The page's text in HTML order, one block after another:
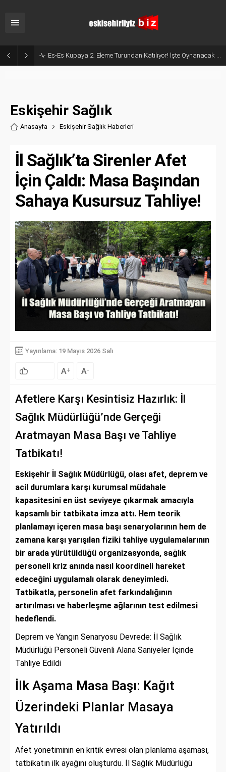
Es-Es Kupaya 2. Eleme Turundan Katılıyor! İşte Oynanacak Tarihler
Eskişehir Sağlık
Anasayfa Eskişehir Sağlık Haberleri
İl Sağlık’ta Sirenler Afet
İçin Çaldı: Masa Başından
Sahaya Kusursuz Tahliye!
Yayınlama: 19 Mayıs 2026 Salı
A+ A-
Afetlere Karşı Kesintisiz Hazırlık: İl
Sağlık Müdürlüğü’nde Gerçeği
Aratmayan Masa Başı ve Tahliye
Tatbikatı!
Eskişehir İl Sağlık Müdürlüğü, olası afet, deprem ve
acil durumlara karşı kurumsal müdahale
kapasitesini en üst seviyeye çıkarmak amacıyla
kapsamlı bir tatbikata imza attı. Hem teorik
planlamayı içeren masa başı senaryolarının hem de
zamana karşı yarışılan fiziki tahliye uygulamalarının
bir arada yürütüldüğü organizasyonda, sağlık
personeli kriz anında nasıl koordineli hareket
edeceğini uygulamalı olarak deneyimledi.
Tatbikatla, personelin afet farkındalığının
artırılması ve haberleşme ağlarının test edilmesi
hedeflendi.
Deprem ve Yangın Senaryosu Devrede: İl Sağlık
Müdürlüğü Personeli Güvenli Alana Saniyeler İçinde
Tahliye Edildi
İlk Aşama Masa Başı: Kağıt
Üzerindeki Planlar Masaya
Yatırıldı
Afet yönetiminin en kritik evresi olan planlama aşaması,
tatbikatın ilk ayağını oluşturdu. İl Sağlık Müdürlüğü